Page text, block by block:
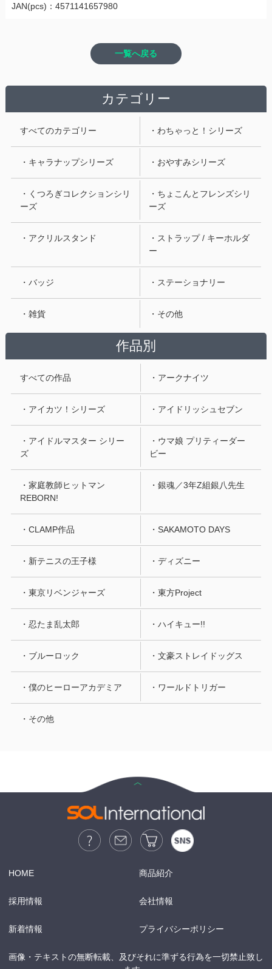
JAN(pcs)：4571141657980
一覧へ戻る
カテゴリー
すべてのカテゴリー ・わちゃっと！シリーズ
・キャラナップシリーズ ・おやすみシリーズ
・くつろぎコレクションシリ
ーズ
・ちょこんとフレンズシリ
ーズ
・アクリルスタンド
・ストラップ / キーホルダ
ー
・バッジ ・ステーショナリー
・雑貨 ・その他
作品別
すべての作品 ・アークナイツ
・アイカツ！シリーズ ・アイドリッシュセブン
・アイドルマスター シリー
ズ
・ウマ娘 プリティーダー
ビー
・家庭教師ヒットマン
REBORN!
・銀魂／3年Z組銀八先生
・CLAMP作品 ・SAKAMOTO DAYS
・新テニスの王子様 ・ディズニー
・東京リベンジャーズ ・東方Project
・忍たま乱太郎 ・ハイキュー!!
・ブルーロック ・文豪ストレイドッグス
・僕のヒーローアカデミア ・ワールドトリガー
・その他
HOME
採用情報
新着情報
商品紹介
会社情報
プライバシーポリシー
画像・テキストの無断転載、及びそれに準ずる行為を一切禁止致し